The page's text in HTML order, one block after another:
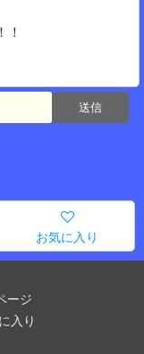
！
お気に入り
ージ
入り